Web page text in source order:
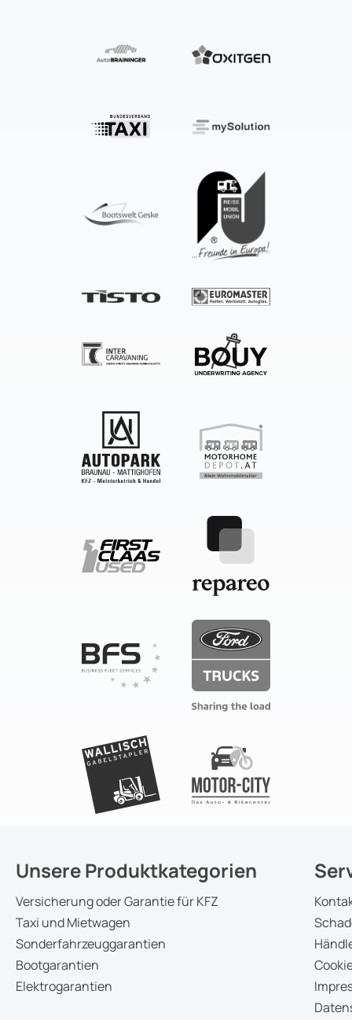
Unsere Produktkategorien
Versicherung oder Garantie für KFZ
Taxi und Mietwagen
Sonderfahrzeuggarantien
Bootgarantien
Elektrogarantien